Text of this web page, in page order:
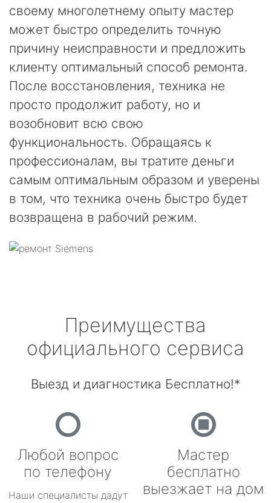
своему многолетнему опыту мастер
может быстро определить точную
причину неисправности и предложить
клиенту оптимальный способ ремонта.
После восстановления, техника не
просто продолжит работу, но и
возобновит всю свою
функциональность. Обращаясь к
профессионалам, вы тратите деньги
самым оптимальным образом и уверены
в том, что техника очень быстро будет
возвращена в рабочий режим.
Преимущества
официального сервиса
Выезд и диагностика Бесплатно!*
Любой вопрос
по телефону
Наши специалисты дадут
Мастер
бесплатно
выезжает на дом